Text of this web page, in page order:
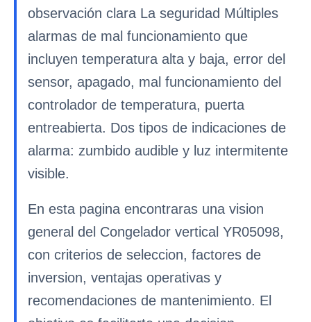
observación clara La seguridad Múltiples
alarmas de mal funcionamiento que
incluyen temperatura alta y baja, error del
sensor, apagado, mal funcionamiento del
controlador de temperatura, puerta
entreabierta. Dos tipos de indicaciones de
alarma: zumbido audible y luz intermitente
visible.
En esta pagina encontraras una vision
general del Congelador vertical YR05098,
con criterios de seleccion, factores de
inversion, ventajas operativas y
recomendaciones de mantenimiento. El